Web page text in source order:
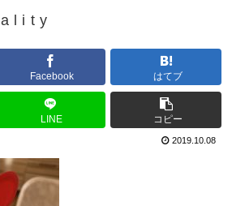
Facebook はてブ
LINE コピー
2019.10.08